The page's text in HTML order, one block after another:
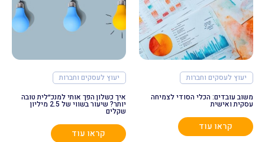
יעוץ לעסקים וחברות
משוב עובדים: הכלי הסודי לצמיחה
עסקית ואישית
קראו עוד
יעוץ לעסקים וחברות
איך כשלון הפך אותי למנכ״לית טובה
יותר? שיעור בשווי של 2.5 מיליון
שקלים
קראו עוד